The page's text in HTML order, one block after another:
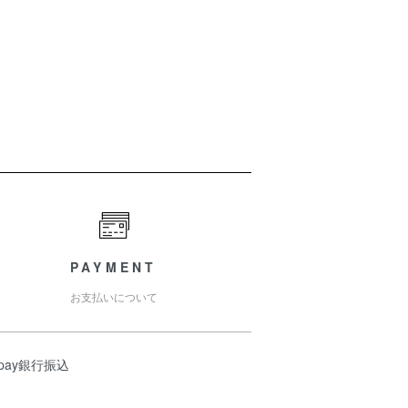
PAYMENT
お支払いについて
銀行振込